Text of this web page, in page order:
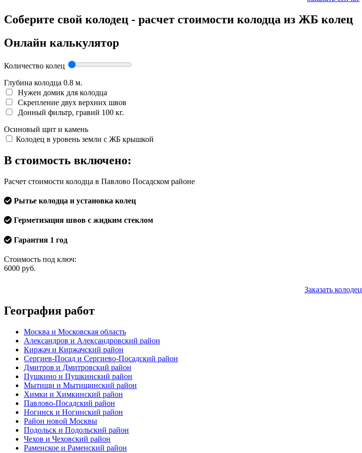
Соберите свой колодец - расчет стоимости колодца из ЖБ колец
Онлайн калькулятор
Количество колец
Глубина колодца 0.8 м.
Нужен домик для колодца
Скрепление двух верхних швов
Донный фильтр, гравий 100 кг.
Осиновый щит и камень
Колодец в уровень земли с ЖБ крышкой
В стоимость включено:
Расчет стоимости колодца в Павлово Посадском районе
Рытье колодца и установка колец
Герметизация швов с жидким стеклом
Гарантия 1 год
Стоимость под ключ:
6000 руб.
Заказать колодец
География работ
Москва и Московская область
Александров и Александровский район
Киржач и Киржачский район
Сергиев-Посад и Сергиево-Посадский район
Дмитров и Дмитровский район
Пушкино и Пушкинский район
Мытищи и Мытищинский район
Химки и Химкинский район
Павлово-Посадский район
Ногинск и Ногинский район
Район новой Москвы
Подольск и Подольский район
Чехов и Чеховский район
Раменское и Раменский район